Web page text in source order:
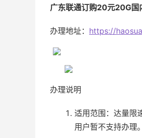
广东联通订购20元20G
办理地址： https://
办理说明
适用范围：达量限
用户暂不支持办理。